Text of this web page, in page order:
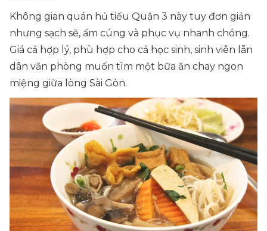
Không gian quán hủ tiếu Quận 3 này tuy đơn giản
nhưng sạch sẽ, ấm cúng và phục vụ nhanh chóng.
Giá cả hợp lý, phù hợp cho cả học sinh, sinh viên lẫn
dân văn phòng muốn tìm một bữa ăn chay ngon
miệng giữa lòng Sài Gòn.